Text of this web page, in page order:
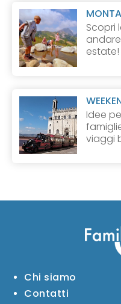
Scopri
estate!
Idee
viaggi
Chi siamo
Contatti